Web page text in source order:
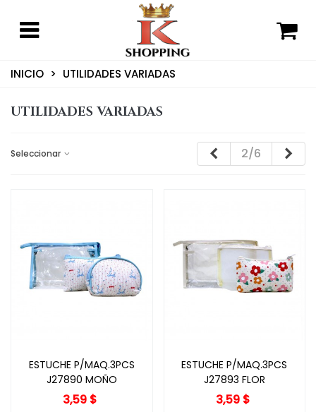
INICIO > UTILIDADES VARIADAS
UTILIDADES VARIADAS
Seleccionar Anterior
2/6
ESTUCHE P/MAQ.3PCS
J27890 MOÑO
3,59 $
ESTUCHE P/MAQ.3PCS
J27893 FLOR
3,59 $